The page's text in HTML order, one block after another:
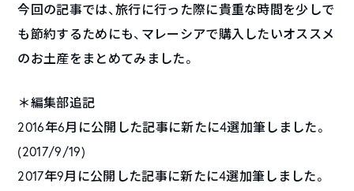
今回の記事では、旅行に行った際に貴重な時間を少しで
も節約するためにも、マレーシアで購入したいオススメ
のお土産をまとめてみました。
＊編集部追記
2016年6月に公開した記事に新たに4選加筆しました。
(2017/9/19)
2017年9月に公開した記事に新たに4選加筆しました。